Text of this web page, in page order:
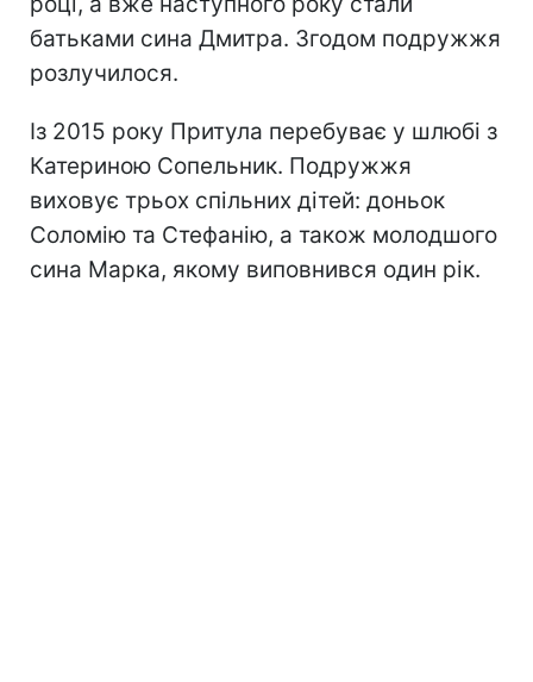
батьками сина Дмитра. Згодом подружжя
розлучилося.
Із 2015 року Притула перебуває у шлюбі з
Катериною Сопельник. Подружжя
виховує трьох спільних дітей: доньок
Соломію та Стефанію, а також молодшого
сина Марка, якому виповнився один рік.